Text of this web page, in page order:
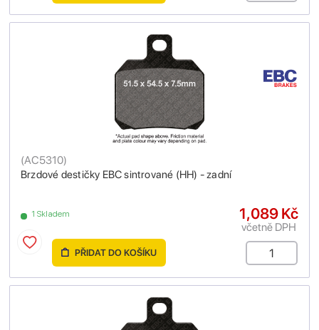
Brzdové destičky EBC sintrované (HH) - zadní
(AC5310)
1 Skladem 1,089 Kč
včetně DPH
PŘIDAT DO KOŠÍKU